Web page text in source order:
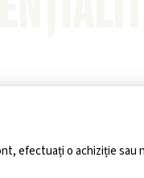
efectuați o achiziție